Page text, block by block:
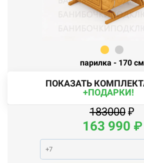
парилка - 170 см
ПОКАЗАТЬ
+ПОДАРКИ!
183000 ₽
163 990 ₽